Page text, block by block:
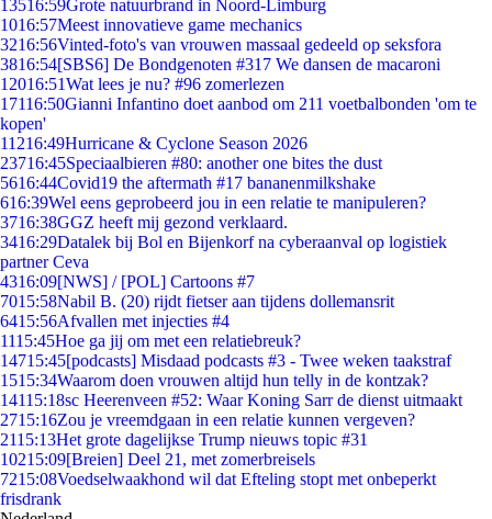
13516:59Grote natuurbrand in Noord-Limburg
1016:57Meest innovatieve game mechanics
3216:56Vinted-foto's van vrouwen massaal gedeeld op seksfora
3816:54[SBS6] De Bondgenoten #317 We dansen de macaroni
12016:51Wat lees je nu? #96 zomerlezen
17116:50Gianni Infantino doet aanbod om 211 voetbalbonden 'om te
kopen'
11216:49Hurricane & Cyclone Season 2026
23716:45Speciaalbieren #80: another one bites the dust
5616:44Covid19 the aftermath #17 bananenmilkshake
616:39Wel eens geprobeerd jou in een relatie te manipuleren?
3716:38GGZ heeft mij gezond verklaard.
3416:29Datalek bij Bol en Bijenkorf na cyberaanval op logistiek
partner Ceva
4316:09[NWS] / [POL] Cartoons #7
7015:58Nabil B. (20) rijdt fietser aan tijdens dollemansrit
6415:56Afvallen met injecties #4
1115:45Hoe ga jij om met een relatiebreuk?
14715:45[podcasts] Misdaad podcasts #3 - Twee weken taakstraf
1515:34Waarom doen vrouwen altijd hun telly in de kontzak?
14115:18sc Heerenveen #52: Waar Koning Sarr de dienst uitmaakt
2715:16Zou je vreemdgaan in een relatie kunnen vergeven?
2115:13Het grote dagelijkse Trump nieuws topic #31
10215:09[Breien] Deel 21, met zomerbreisels
7215:08Voedselwaakhond wil dat Efteling stopt met onbeperkt
frisdrank